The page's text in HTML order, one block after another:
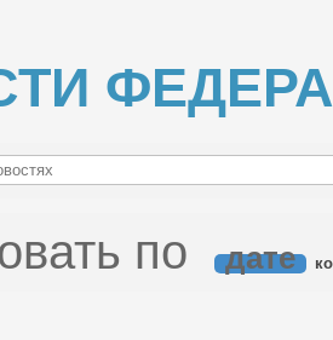
по дате